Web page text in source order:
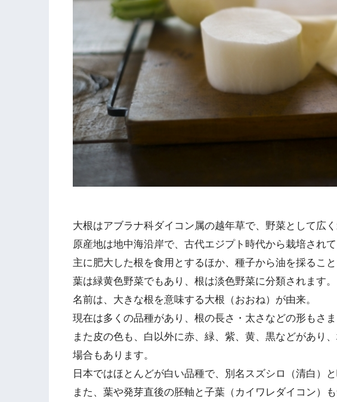
大根はアブラナ科ダイコン属の越年草で、野菜として広く
原産地は地中海沿岸で、古代エジプト時代から栽培されて
主に肥大した根を食用とするほか、種子から油を採ること
葉は緑黄色野菜でもあり、根は淡色野菜に分類されます。
名前は、大きな根を意味する大根（おおね）が由来。
現在は多くの品種があり、根の長さ・太さなどの形もさま
また皮の色も、白以外に赤、緑、紫、黄、黒などがあり
場合もあります。
日本ではほとんどが白い品種で、別名スズシロ（清白）と
また、葉や発芽直後の胚軸と子葉（カイワレダイコン）も